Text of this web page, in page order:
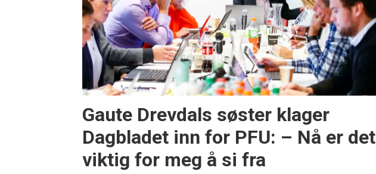
Gaute Drevdals søster klager
Dagbladet inn for PFU: – Nå er det
viktig for meg å si fra